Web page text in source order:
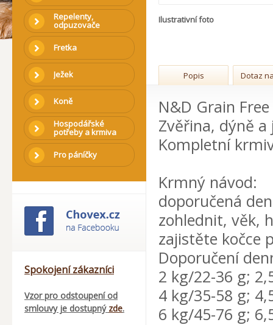
Repelenty,
odpuzovače
Fretka
Ježek
Koně
Hospodářské
potřeby a krmiva
Pro páníčky
Spokojení zákazníci
Vzor pro odstoupení od
smlouvy je dostupný zde.
Ilustrativní foto
Popis Dotaz
N&D Grain
Zvěřina, dýně a
Kompletní
Krmný návod:
doporučená
zohlednit, věk,
zajistěte kočce
Doporučení
2 kg/22-36 g;
4 kg/35-58 g;
6 kg/45-76 g;